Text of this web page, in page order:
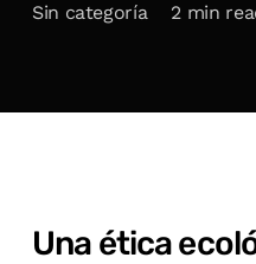
Sin categoría 2 min
Una ética